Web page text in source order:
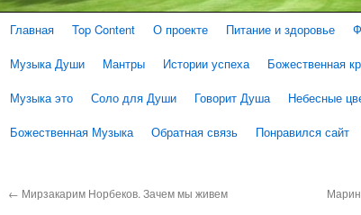
Главная Top Content О проекте Питание и здоровье
Музыка Души
Мантры Истории успеха Божественная
Музыка это
Соло для Души Говорит Душа Небесные
Божественная Музыка
Обратная связь Понравился сайт
← Мирзакарим Норбеков. Зачем мы живем